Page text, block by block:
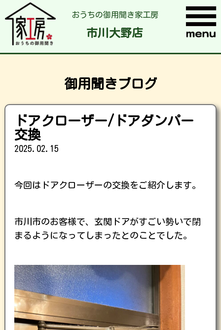
おうちの御用聞き家工房
市川大野店
御用聞きブログ
ドアクローザー/ドアダンパー
交換
2025.02.15
今回はドアクローザーの交換をご紹介します。
市川市のお客様で、玄関ドアがすごい勢いで閉
まるようになってしまったとのことでした。